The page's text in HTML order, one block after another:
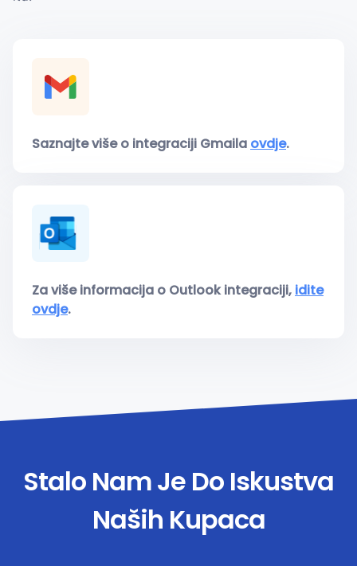
Saznajte više o integraciji Gmaila ovdje.
Za više informacija o Outlook integraciji, idite
ovdje.
Stalo Nam Je Do Iskustva
Naših Kupaca